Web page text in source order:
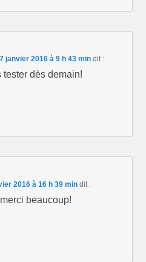
janvier 2016 à 9 h 43 min dit :
tester dès demain!
2016 à 16 h 39 min dit :
beaucoup!